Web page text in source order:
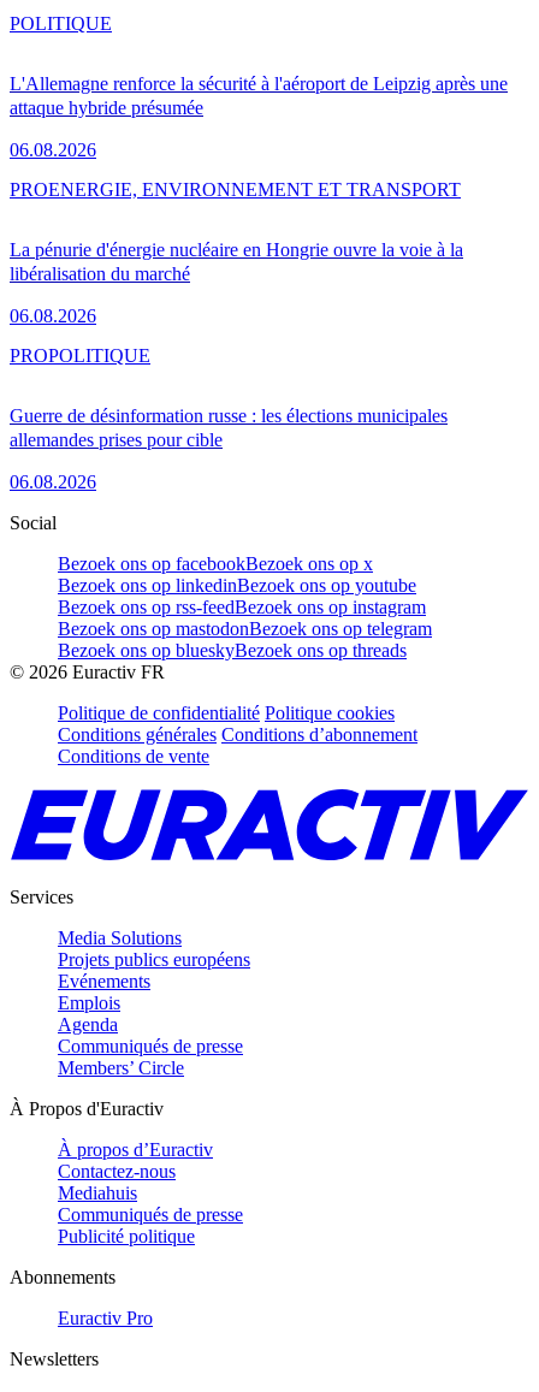
L'Allemagne renforce la sécurité à l'aéroport de Leipzig après une
attaque hybride présumée
06.08.2026
POLITIQUE
La pénurie d'énergie nucléaire en Hongrie ouvre la voie à la
libéralisation du marché
06.08.2026
PROENERGIE, ENVIRONNEMENT ET TRANSPORT
Guerre de désinformation russe : les élections municipales
allemandes prises pour cible
06.08.2026
PROPOLITIQUE
Social
Bezoek ons op facebookBezoek ons op x
Bezoek ons op linkedinBezoek ons op youtube
Bezoek ons op rss-feedBezoek ons op instagram
Bezoek ons op mastodonBezoek ons op telegram
Bezoek ons op blueskyBezoek ons op threads
© 2026 Euractiv FR
Politique de confidentialité Politique cookies
Conditions générales Conditions d’abonnement
Conditions de vente
Services
Media Solutions
Projets publics européens
Evénements
Emplois
Agenda
Communiqués de presse
Members’ Circle
À Propos d'Euractiv
À propos d’Euractiv
Contactez-nous
Mediahuis
Communiqués de presse
Publicité politique
Abonnements
Euractiv Pro
Newsletters